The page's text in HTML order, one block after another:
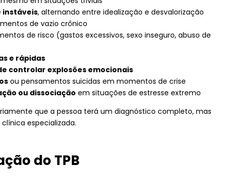
instáveis, alternando entre idealização e desvalorização
de vazio crônico
de risco (gastos excessivos, sexo inseguro, abuso de
e rápidas
controlar explosões emocionais
ou pensamentos suicidas em momentos de crise
ou dissociação em situações de estresse extremo
que a pessoa terá um diagnóstico completo, mas
especializada.
do TPB